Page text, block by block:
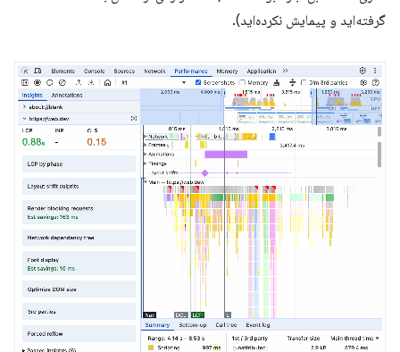
گرفته‌اید و پیمایش نکرده‌اید).